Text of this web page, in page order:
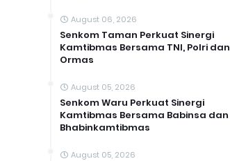
August 06, 2026
Senkom Taman Perkuat Sinergi
Kamtibmas Bersama TNI, Polri dan
Ormas
August 05, 2026
Senkom Waru Perkuat Sinergi
Kamtibmas Bersama Babinsa dan
Bhabinkamtibmas
August 05, 2026